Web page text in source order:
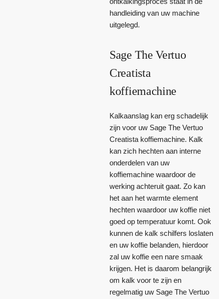
handleiding van uw machine
uitgelegd.
Sage The Vertuo
Creatista
koffiemachine
Kalkaanslag kan erg schadelijk
zijn voor uw Sage The Vertuo
Creatista koffiemachine. Kalk
kan zich hechten aan interne
onderdelen van uw
koffiemachine waardoor de
werking achteruit gaat. Zo kan
het aan het warmte element
hechten waardoor uw koffie niet
goed op temperatuur komt. Ook
kunnen de kalk schilfers loslaten
en uw koffie belanden, hierdoor
zal uw koffie een nare smaak
krijgen. Het is daarom belangrijk
om kalk voor te zijn en
regelmatig uw Sage The Vertuo